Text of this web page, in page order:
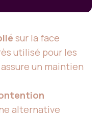
sur la face
utilisé pour les
un maintien
alternative